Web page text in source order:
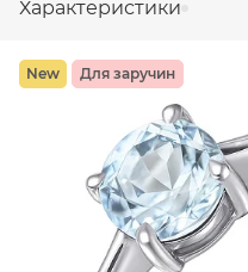
Характеристики
New Для заручин